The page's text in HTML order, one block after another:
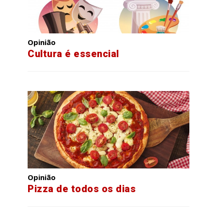
Opinião
Cultura é essencial
Opinião
Pizza de todos os dias